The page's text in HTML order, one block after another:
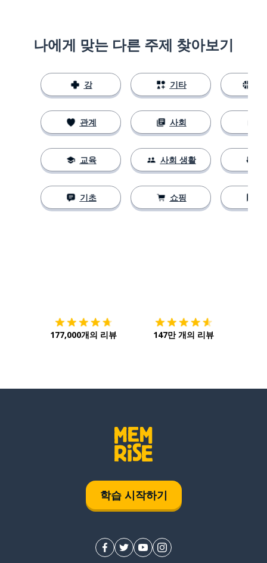
나에게 맞는 다른 주제 찾아보기
강
관계
교육
기초
기타
사회
사회 생활
쇼핑
177,000개의 리뷰 147만 개의 리뷰
학습 시작하기